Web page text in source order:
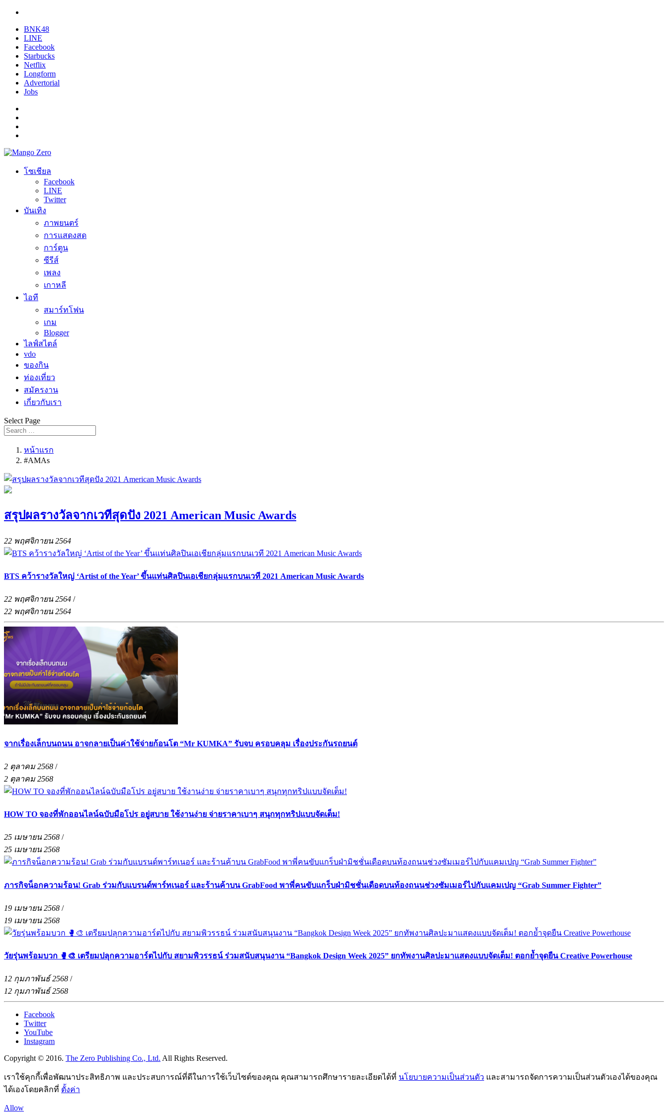
BNK48
LINE
Facebook
Starbucks
Netflix
Longform
Advertorial
Jobs
โซเชียล
Facebook
LINE
Twitter
บันเทิง
ภาพยนตร์
การแสดงสด
การ์ตูน
ซีรีส์
เพลง
เกาหลี
ไอที
สมาร์ทโฟน
เกม
Blogger
ไลฟ์สไตล์
vdo
ของกิน
ท่องเที่ยว
สมัครงาน
เกี่ยวกับเรา
Select Page
หน้าแรก
#AMAs
สรุปผลรางวัลจากเวทีสุดปัง 2021 American Music Awards
22 พฤศจิกายน 2564
BTS คว้ารางวัลใหญ่ ‘Artist of the Year’ ขึ้นแท่นศิลปินเอเชียกลุ่มแรกบนเวที 2021 American Music Awards
22 พฤศจิกายน 2564 /
22 พฤศจิกายน 2564
จากเรื่องเล็กบนถนน อาจกลายเป็นค่าใช้จ่ายก้อนโต “Mr KUMKA” รับจบ ครอบคลุม เรื่องประกันรถยนต์
2 ตุลาคม 2568 /
2 ตุลาคม 2568
HOW TO จองที่พักออนไลน์ฉบับมือโปร อยู่สบาย ใช้งานง่าย จ่ายราคาเบาๆ สนุกทุกทริปแบบจัดเต็ม!
25 เมษายน 2568 /
25 เมษายน 2568
ภารกิจน็อกความร้อน! Grab ร่วมกับแบรนด์พาร์ทเนอร์ และร้านค้าบน GrabFood พาพี่คนขับแกร็บฝ่ามิชชั่นเดือดบนท้องถนนช่วงซัมเมอร์ไปกับแคมเปญ “Grab Summer Fighter”
19 เมษายน 2568 /
19 เมษายน 2568
วัยรุ่นพร้อมบวก 🥊🎨 เตรียมปลุกความอาร์ตไปกับ สยามพิวรรธน์ ร่วมสนับสนุนงาน “Bangkok Design Week 2025” ยกทัพงานศิลปะมาแสดงแบบจัดเต็ม! ตอกย้ำจุดยืน Creative Powerhouse
12 กุมภาพันธ์ 2568 /
12 กุมภาพันธ์ 2568
Facebook
Twitter
YouTube
Instagram
Copyright © 2016. The Zero Publishing Co., Ltd. All Rights Reserved.
เราใช้คุกกี้เพื่อพัฒนาประสิทธิภาพ และประสบการณ์ที่ดีในการใช้เว็บไซต์ของคุณ คุณสามารถศึกษารายละเอียดได้ที่ นโยบายความเป็นส่วนตัว และสามารถจัดการความเป็นส่วนตัวเองได้ของคุณ
ได้เองโดยคลิกที่ ตั้งค่า
Allow